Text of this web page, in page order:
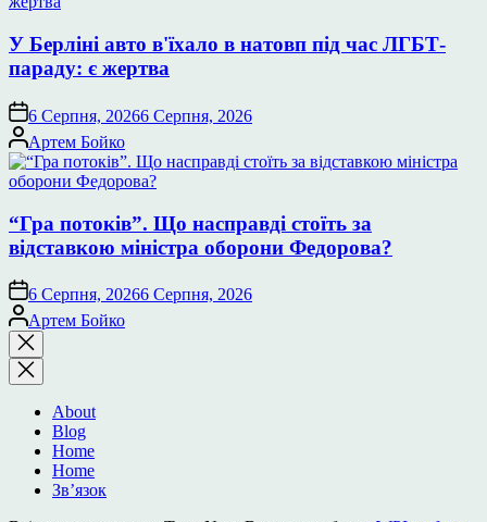
У Берліні авто в'їхало в натовп під час ЛГБТ-
параду: є жертва
6 Серпня, 20266 Серпня, 2026
Опубліковано
Артем Бойко
“Гра потоків”. Що насправді стоїть за
відставкою міністра оборони Федорова?
6 Серпня, 20266 Серпня, 2026
Опубліковано
Артем Бойко
Закрити
пошук
About
Blog
Home
Home
Зв’язок